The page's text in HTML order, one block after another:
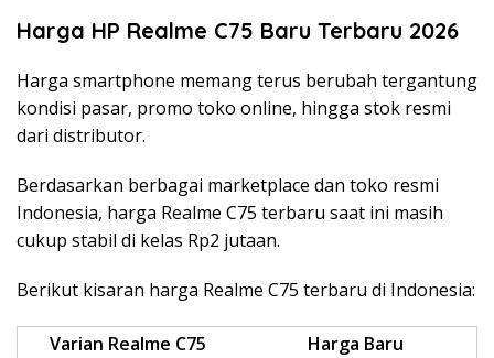
Harga HP Realme C75 Baru Terbaru 2026
Harga smartphone memang terus berubah tergantung
kondisi pasar, promo toko online, hingga stok resmi
dari distributor.
Berdasarkan berbagai marketplace dan toko resmi
Indonesia, harga Realme C75 terbaru saat ini masih
cukup stabil di kelas Rp2 jutaan.
Berikut kisaran harga Realme C75 terbaru di Indonesia:
Varian Realme C75
Harga Baru